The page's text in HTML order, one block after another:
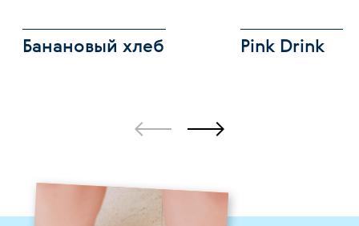
Банановый хлеб Pink Drink